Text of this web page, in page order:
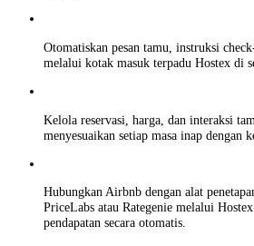
Otomatiskan pesan tamu, instruksi
melalui kotak masuk terpadu Hostex di
Kelola reservasi, harga, dan interaksi
menyesuaikan setiap masa inap dengan
Hubungkan Airbnb dengan alat
PriceLabs atau Rategenie melalui
pendapatan secara otomatis.